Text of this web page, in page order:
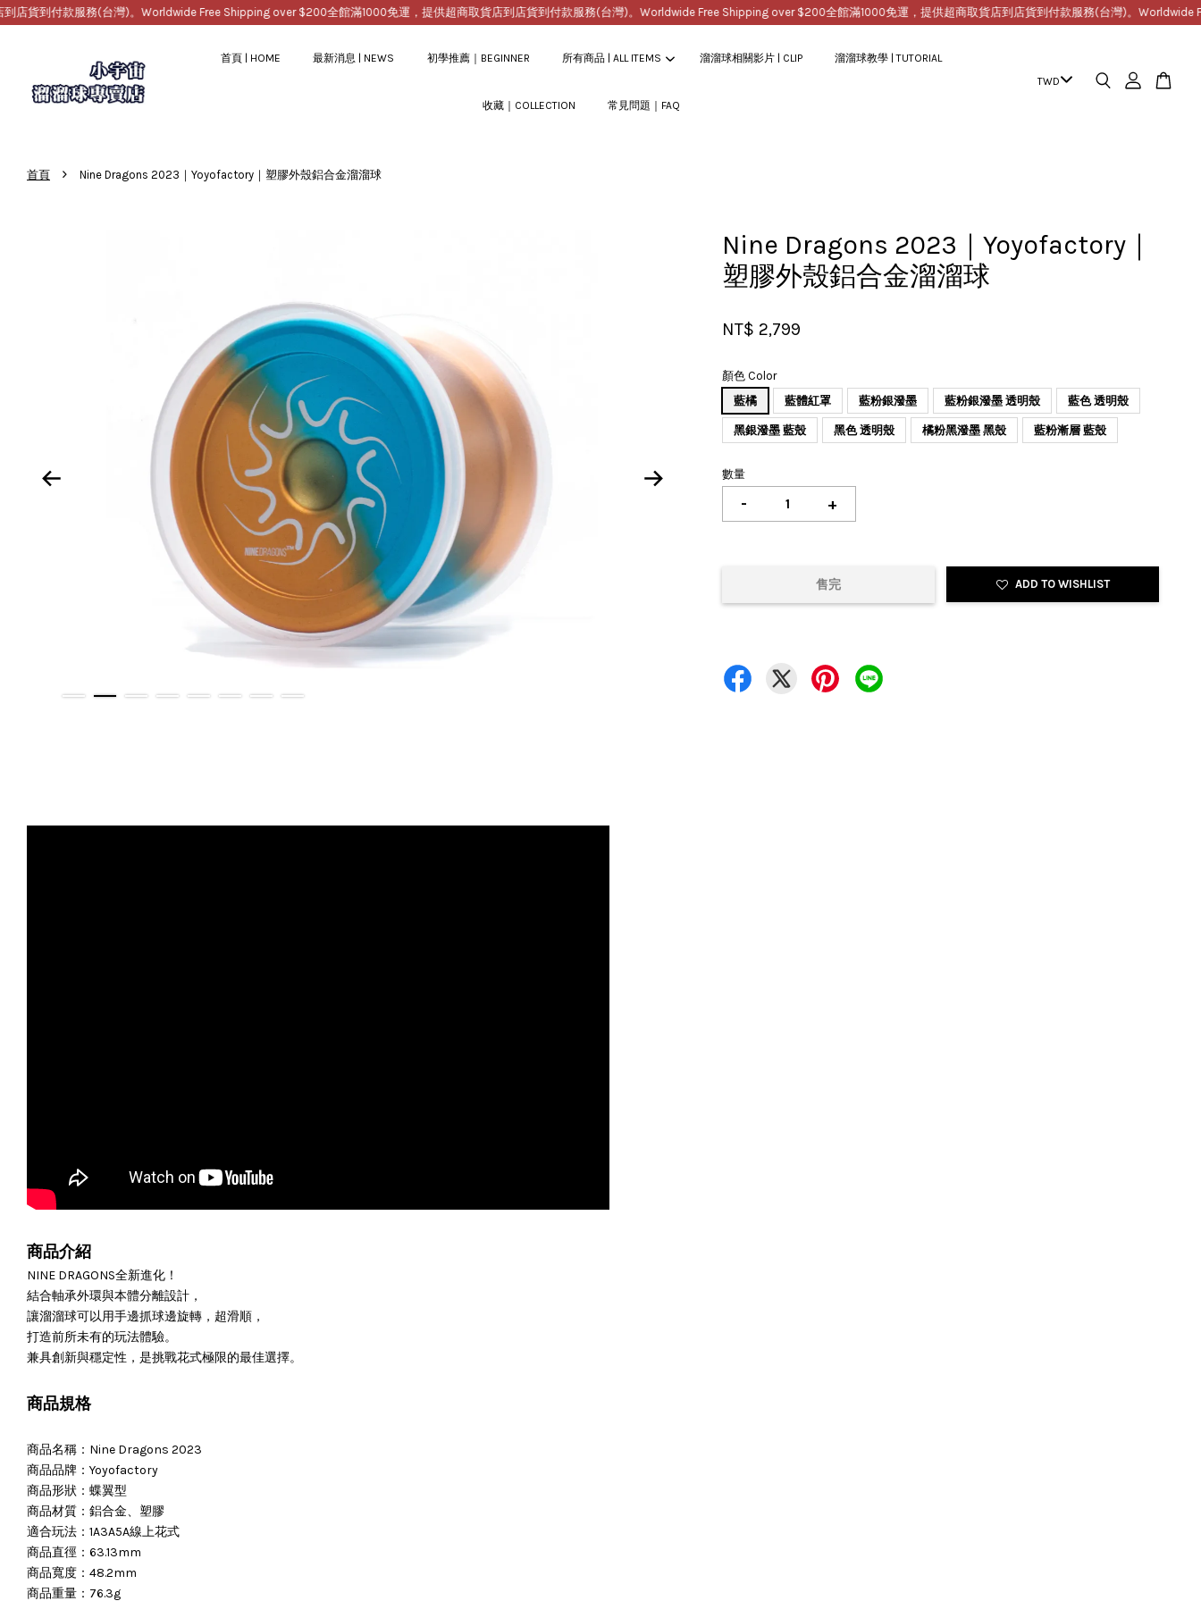
到付款服務(台灣)。Worldwide Free Shipping over $200 全館滿1000免運，提供超商取貨店到店貨到付款服務(台灣)。Worldwide Free Shipping over $200 全館滿1000免運，提供超商取貨店到店貨到付款服務(台灣)。Worldwide Free
首頁 | HOME 最新消息 | NEWS 初學推薦｜BEGINNER 所有商品 | ALL ITEMS 溜溜球相關影片 | CLIP 溜溜球教學 | TUTORIAL
收藏｜COLLECTION 常見問題｜FAQ
首頁 › Nine Dragons 2023｜Yoyofactory｜塑膠外殼鋁合金溜溜球
Nine Dragons 2023｜Yoyofactory｜
塑膠外殼鋁合金溜溜球
NT$ 2,799
顏色 Color
藍橘
藍體紅罩 藍粉銀潑墨 藍粉銀潑墨 透明殼 藍色 透明殼
黑銀潑墨 藍殼 黑色 透明殼 橘粉黑潑墨 黑殼 藍粉漸層 藍殼
數量
- +
售完 ADD TO WISHLIST
商品介紹
NINE DRAGONS全新進化！
結合軸承外環與本體分離設計，
讓溜溜球可以用手邊抓球邊旋轉，超滑順，
打造前所未有的玩法體驗。
兼具創新與穩定性，是挑戰花式極限的最佳選擇。
商品規格
商品名稱：Nine Dragons 2023
商品品牌：Yoyofactory
商品形狀：蝶翼型
商品材質：鋁合金、塑膠
適合玩法：1A3A5A線上花式
商品直徑：63.13mm
商品寬度：48.2mm
商品重量：76.3g